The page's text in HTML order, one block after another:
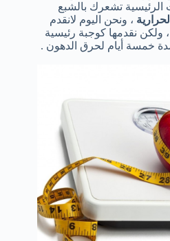
الرئيسية تشعرك بالشبع
، ونحن اليوم لانقدم
ولكن نقدمها كوجبة رئيسية
خمسة أيام لحرق الدهون .